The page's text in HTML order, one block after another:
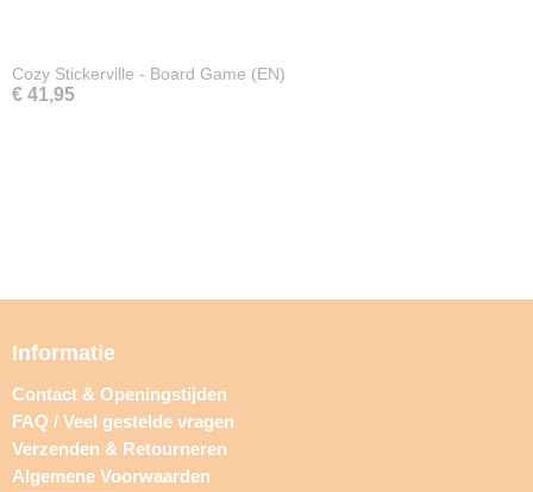
Cozy Stickerville - Board Game (EN)
€ 41,95
Informatie
Contact & Openingstijden
FAQ / Veel gestelde vragen
Verzenden & Retourneren
Algemene Voorwaarden